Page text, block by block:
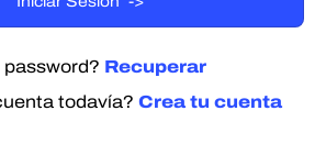
password? Recuperar
todavía? Crea tu cuenta